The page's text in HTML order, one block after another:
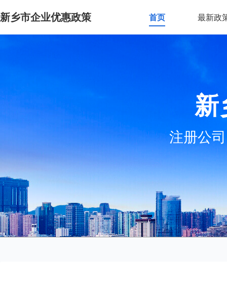
新乡市企业优惠政策 首页 最新政
新
注册公